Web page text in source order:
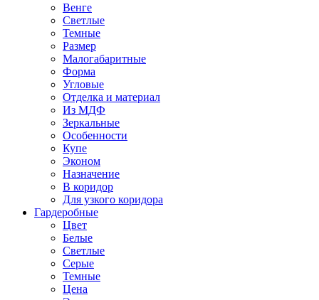
Венге
Светлые
Темные
Размер
Малогабаритные
Форма
Угловые
Отделка и материал
Из МДФ
Зеркальные
Особенности
Купе
Эконом
Назначение
В коридор
Для узкого коридора
Гардеробные
Цвет
Белые
Светлые
Серые
Темные
Цена